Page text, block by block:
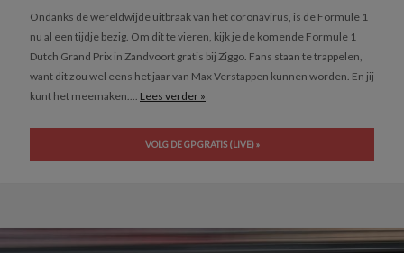
Ondanks de wereldwijde uitbraak van het coronavirus, is de Formule 1
nu al een tijdje bezig. Om dit te vieren, kijk je de komende Formule 1
Dutch Grand Prix in Zandvoort gratis bij Ziggo. Fans staan te trappelen,
want dit zou wel eens het jaar van Max Verstappen kunnen worden. En jij
kunt het meemaken.... Lees verder »
VOLG DE GP GRATIS (LIVE) »